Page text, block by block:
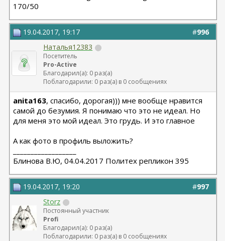
170/50
#996
19.04.2017, 19:17
Наталья12383
Посетитель
Pro-Active
Благодарил(а): 0 раз(а)
Поблагодарили: 0 раз(а) в 0 сообщениях
anita163, спасибо, дорогая))) мне вообще нравится
самой до безумия. Я понимаю что это не идеал. Но
для меня это мой идеал. Это грудь. И это главное
А как фото в профиль выложить?
Блинова В.Ю, 04.04.2017 Политех репликон 395
#997
19.04.2017, 19:20
Storz
Постоянный участник
Profi
Благодарил(а): 0 раз(а)
Поблагодарили: 0 раз(а) в 0 сообщениях